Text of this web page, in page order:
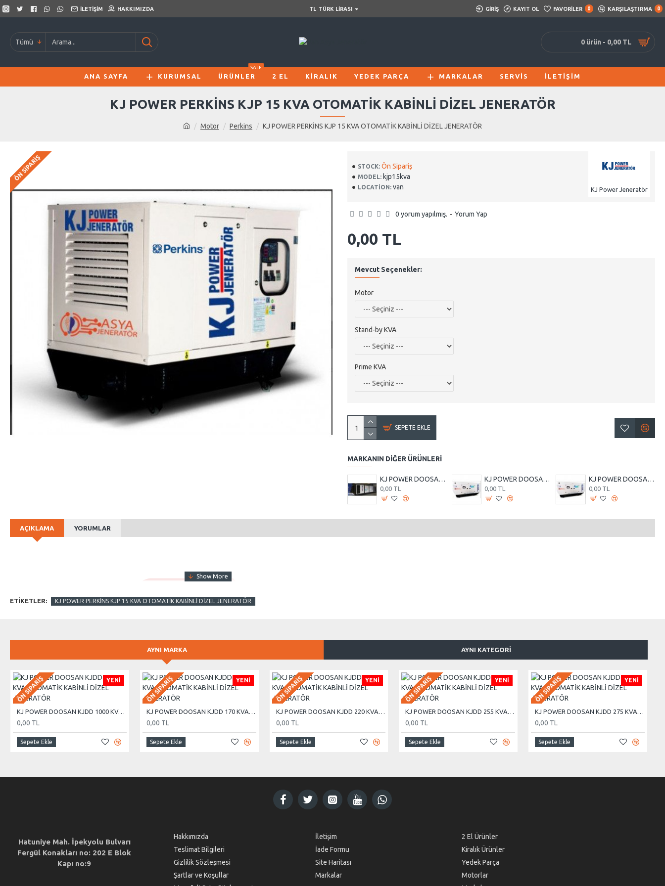
İLETIŞIM HAKKIMIZDA TL TÜRK LIRASI GIRIŞ KAYIT OL FAVORILER 0 KARŞILAŞTIRMA 0
Tümü 0 ürün - 0,00 TL
ANA SAYFA KURUMSAL ÜRÜNLER
SALE
2 EL KIRALIK YEDEK PARÇA MARKALAR SERVIS İLETIŞIM
Motor Perkins KJ POWER PERKİNS KJP 15 KVA OTOMATİK KABİNLİ DİZEL JENERATÖR
KJ POWER PERKİNS KJP 15 KVA OTOMATİK KABİNLİ DİZEL JENERATÖR
ÖN SIPARIŞ STOCK: Ön Sipariş
MODEL: kjp15kva
LOCATION: van KJ Power Jeneratör
0 yorum yapılmış. - Yorum Yap
0,00 TL
Mevcut Seçenekler:
Motor
Stand-by KVA
Prime KVA
SEPETE EKLE
MARKANIN DIĞER ÜRÜNLERI
KJ POWER DOOSAN KJDD 1000 KVA OTOMATİK KABİNLİ DİZEL JENERATÖR
0,00 TL
KJ POWER DOOSAN KJDD 170 KVA OTOMATİK KABİNLİ DİZEL JENERATÖR
0,00 TL
KJ POWER DOOSAN KJDD 220 KVA OTOMATİK KABİNLİ DİZEL JENERATÖR
0,00 TL
AÇIKLAMA YORUMLAR
ETIKETLER: KJ POWER PERKİNS KJP 15 KVA OTOMATİK KABİNLİ DİZEL JENERATÖR
AYNI MARKA AYNI KATEGORI
YENI
ÖN SIPARIŞ
KJ POWER DOOSAN KJDD 1000 KVA OTOMATİK KABİNLİ DİZEL JENERATÖR
0,00 TL
Sepete Ekle
YENI
ÖN SIPARIŞ
KJ POWER DOOSAN KJDD 170 KVA OTOMATİK KABİNLİ DİZEL JENERATÖR
0,00 TL
Sepete Ekle
YENI
ÖN SIPARIŞ
KJ POWER DOOSAN KJDD 220 KVA OTOMATİK KABİNLİ DİZEL JENERATÖR
0,00 TL
Sepete Ekle
YENI
ÖN SIPARIŞ
KJ POWER DOOSAN KJDD 255 KVA OTOMATİK KABİNLİ DİZEL JENERATÖR
0,00 TL
Sepete Ekle
YENI
ÖN SIPARIŞ
KJ POWER DOOSAN KJDD 275 KVA OTOMATİK KABİNLİ DİZEL JENERATÖR
0,00 TL
Sepete Ekle
Hatuniye Mah. İpekyolu Bulvarı
Fergül Konakları no: 202 E Blok
Kapı no:9
Hakkımızda
Teslimat Bilgileri
Gizlilik Sözleşmesi
Şartlar ve Koşullar
İletişim
İade Formu
Site Haritası
Markalar
2 El Ürünler
Kiralık Ürünler
Yedek Parça
Motorlar